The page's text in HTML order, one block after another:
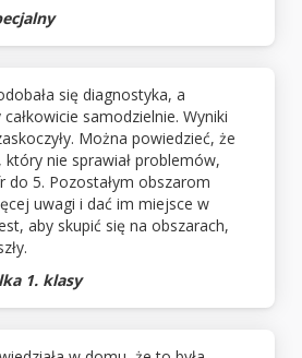
się diagnostyka, a
samodzielnie. Wyniki
Można powiedzieć, że
nie sprawiał problemów,
do 5. Pozostałym obszarom
uwagi i dać im miejsce w
aby skupić się na obszarach,
1. klasy